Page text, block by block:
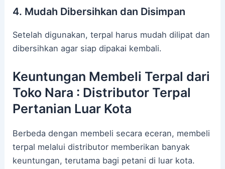
4. Mudah Dibersihkan dan Disimpan
Setelah digunakan, terpal harus mudah dilipat dan
dibersihkan agar siap dipakai kembali.
Keuntungan Membeli Terpal dari
Toko Nara : Distributor Terpal
Pertanian Luar Kota
Berbeda dengan membeli secara eceran, membeli
terpal melalui distributor memberikan banyak
keuntungan, terutama bagi petani di luar kota.